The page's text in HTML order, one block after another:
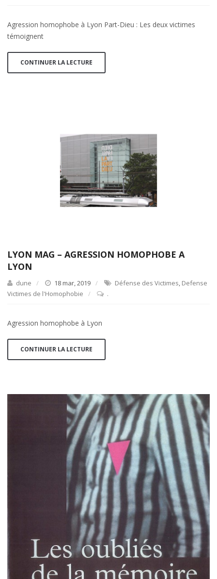
Agression homophobe à Lyon Part-Dieu : Les deux victimes
témoignent
CONTINUER LA LECTURE
LYON MAG – AGRESSION HOMOPHOBE A
LYON
dune 18 mar, 2019 Défense des Victimes, Defense
Victimes de l'Homophobie
.
Agression homophobe à Lyon
CONTINUER LA LECTURE